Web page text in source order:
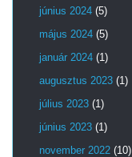
június 2024 (5)
május 2024 (5)
január 2024 (1)
augusztus 2023 (1)
július 2023 (1)
június 2023 (1)
november 2022 (10)